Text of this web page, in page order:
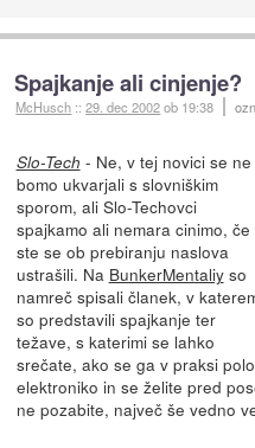
Spajkanje ali cinjenje?
McHusch ::29. dec 2002ob 19:38
Slo-Tech - Ne, v tej novici se ne
bomo ukvarjali s slovniškim
sporom, ali Slo-Techovci
spajkamo ali nemara cinimo, če
ste se ob prebiranju naslova
ustrašili. Na BunkerMentaliyso
namreč spisali članek, v
so predstavili spajkanje ter
težave, s katerimi se lahko
srečate, ako se ga v praksi
elektroniko in se želite pred
ne pozabite, največ še vedno